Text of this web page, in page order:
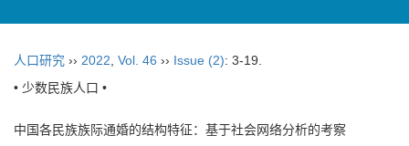
人口研究 ›› 2022 Vol. 46 ›› Issue (2): 3-19.
• 少数民族人口 •
中国各民族族际通婚的结构特征：基于社会网络分析的考察